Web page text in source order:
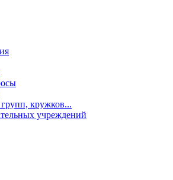
кружков...
учреждений